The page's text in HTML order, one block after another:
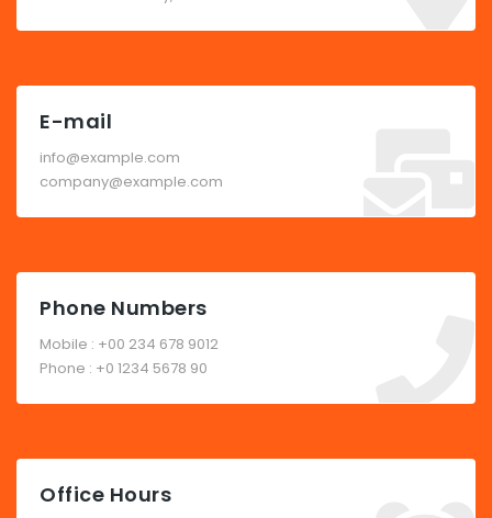
E-mail
info@example.com
company@example.com
Phone Numbers
Mobile : +00 234 678 9012
Phone : +0 1234 5678 90
Office Hours